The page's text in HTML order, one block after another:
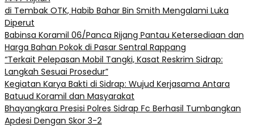
di Tembak OTK, Habib Bahar Bin Smith Mengalami Luka
Diperut
Babinsa Koramil 06/Panca Rijang Pantau Ketersediaan dan
Harga Bahan Pokok di Pasar Sentral Rappang
“Terkait Pelepasan Mobil Tangki, Kasat Reskrim Sidrap:
Langkah Sesuai Prosedur”
Kegiatan Karya Bakti di Sidrap: Wujud Kerjasama Antara
Batuud Koramil dan Masyarakat
Bhayangkara Presisi Polres Sidrap Fc Berhasil Tumbangkan
Apdesi Dengan Skor 3-2